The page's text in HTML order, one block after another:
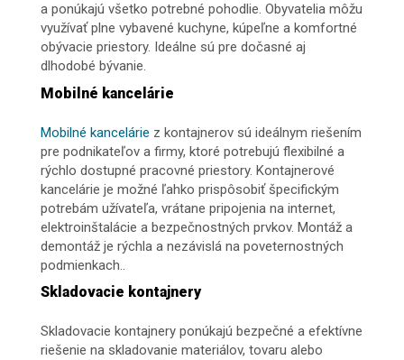
a ponúkajú všetko potrebné pohodlie. Obyvatelia môžu
využívať plne vybavené kuchyne, kúpeľne a komfortné
obývacie priestory. Ideálne sú pre dočasné aj
dlhodobé bývanie.
Mobilné kancelárie
Mobilné kancelárie z kontajnerov sú ideálnym riešením
pre podnikateľov a firmy, ktoré potrebujú flexibilné a
rýchlo dostupné pracovné priestory. Kontajnerové
kancelárie je možné ľahko prispôsobiť špecifickým
potrebám užívateľa, vrátane pripojenia na internet,
elektroinštalácie a bezpečnostných prvkov. Montáž a
demontáž je rýchla a nezávislá na poveternostných
podmienkach..
Skladovacie kontajnery
Skladovacie kontajnery ponúkajú bezpečné a efektívne
riešenie na skladovanie materiálov, tovaru alebo